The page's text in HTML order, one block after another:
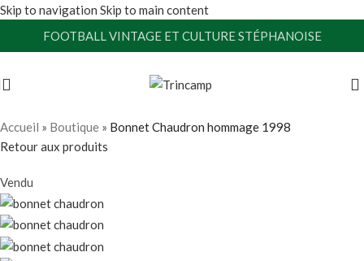
Skip to navigation Skip to main content
FOOTBALL VINTAGE ET CULTURE STÉPHANOISE
Accueil » Boutique » Bonnet Chaudron hommage 1998
Retour aux produits
Vendu